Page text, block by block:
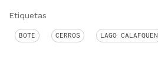
Etiquetas
BOTE CERROS LAGO CALAFQUEN